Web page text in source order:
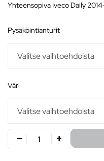
Yhteensopiva Iveco Daily
pysäköintianturit
väri